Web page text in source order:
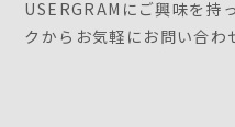
USERGRAMにご興味を持
クからお気軽にお問い合わ